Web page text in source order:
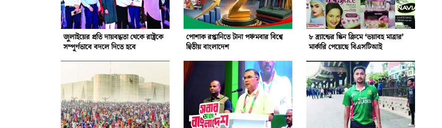
জুলাইয়ের প্রতি দায়বদ্ধতা থেকে রাষ্ট্রকে
সম্পূর্ণভাবে বদলে দিতে হবে
পোশাক রপ্তানিতে টানা পঞ্চমবার বিশ্বে
দ্বিতীয় বাংলাদেশ
৮ ব্র্যান্ডের স্কিন ক্রিমে ‘ভয়াবহ মাত্রার’
মার্কারি পেয়েছে বিএসটিআই